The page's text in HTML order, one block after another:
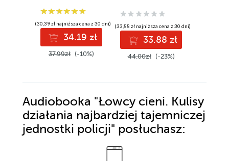
(30,39 zł najniższa cena z 30 dni)
34.19 zł
37.99zł (-10%)
(33,88 zł najniższa cena z 30 dni)
33.88 zł
44.00zł (-23%)
Audiobooka "Łowcy cieni. Kulisy
działania najbardziej tajemniczej
jednostki policji" posłuchasz: